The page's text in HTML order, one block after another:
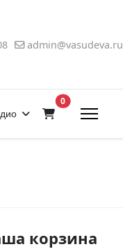
admin@vasudeva.ru
0В корзину
корзина